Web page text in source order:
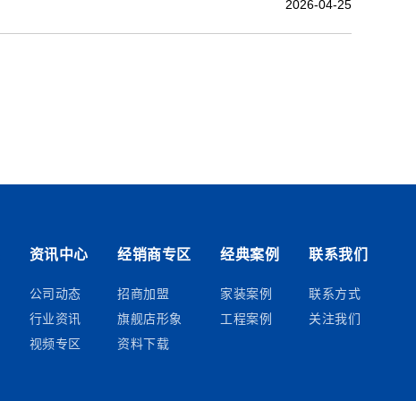
2026-04-25
资讯中心
公司动态
行业资讯
视频专区
经销商专区
招商加盟
旗舰店形象
资料下载
经典案例
家装案例
工程案例
联系我们
联系方式
关注我们